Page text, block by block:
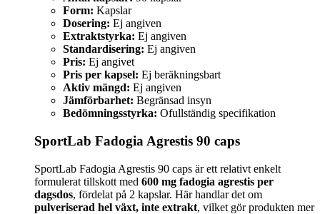
Form: Kapslar
Dosering: Ej angiven
Extraktstyrka: Ej angiven
Standardisering: Ej angiven
Pris: Ej angivet
Pris per kapsel: Ej beräkningsbart
Aktiv mängd: Ej angiven
Jämförbarhet: Begränsad insyn
Bedömningsstyrka: Ofullständig specifikation
SportLab Fadogia Agrestis 90 caps
SportLab Fadogia Agrestis 90 caps är ett relativt enkelt
formulerat tillskott med 600 mg fadogia agrestis per
dagsdos, fördelat på 2 kapslar. Här handlar det om
pulveriserad hel växt, inte extrakt, vilket gör produkten mer